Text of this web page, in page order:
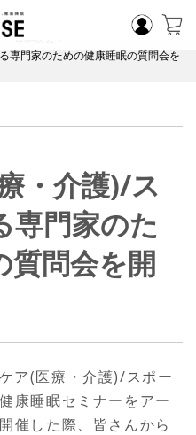
&体験会
専門家のための健康睡眠の質問会を
・介護)/ス
専門家のた
質問会を開
ア(医療・介護)/スポー
康睡眠セミナーをアー
催した際、皆さんから